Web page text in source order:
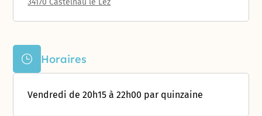
34170 Castelnau le Lez
Horaires
Vendredi de 20h15 à 22h00 par quinzaine